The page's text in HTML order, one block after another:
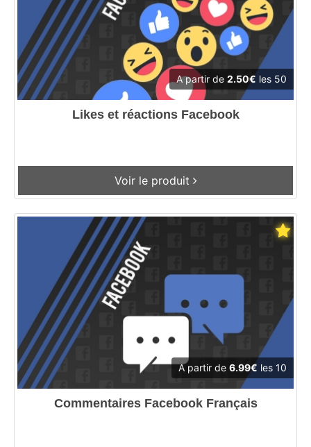
A partir de 2.50€ les 50
Likes et réactions Facebook
Voir le produit
A partir de 6.99€ les 10
Commentaires Facebook Français